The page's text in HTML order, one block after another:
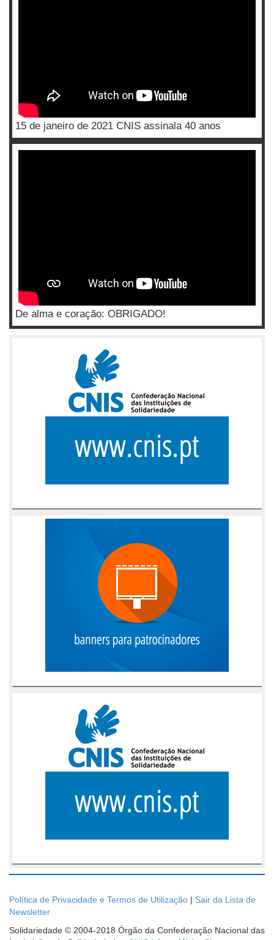
15 de janeiro de 2021 CNIS assinala 40 anos
De alma e coração: OBRIGADO!
Política de Privacidade e Termos de Utilização | Sair da Lista de
Newsletter
Solidariedade © 2004-2018 Órgão da Confederação Nacional das